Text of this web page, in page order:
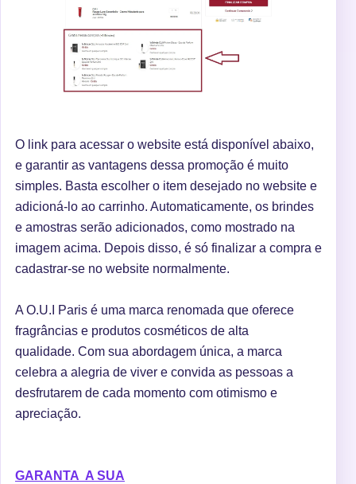
O link para acessar o website está disponível abaixo,
e garantir as vantagens dessa promoção é muito
simples. Basta escolher o item desejado no website e
adicioná-lo ao carrinho. Automaticamente, os brindes
e amostras serão adicionados, como mostrado na
imagem acima. Depois disso, é só finalizar a compra e
cadastrar-se no website normalmente.
A O.U.I Paris é uma marca renomada que oferece
fragrâncias e produtos cosméticos de alta
qualidade. Com sua abordagem única, a marca
celebra a alegria de viver e convida as pessoas a
desfrutarem de cada momento com otimismo e
apreciação.
GARANTA A SUA